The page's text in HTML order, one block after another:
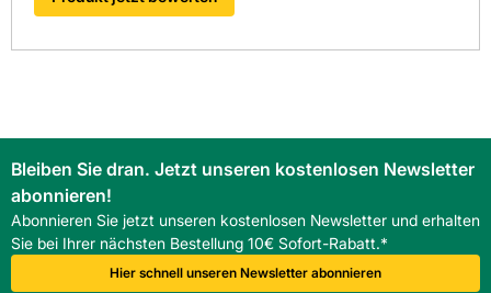
Bleiben Sie dran. Jetzt unseren kostenlosen Newsletter
abonnieren!
Abonnieren Sie jetzt unseren kostenlosen Newsletter und erhalten
Sie bei Ihrer nächsten Bestellung 10€ Sofort-Rabatt.*
Hier schnell unseren Newsletter abonnieren